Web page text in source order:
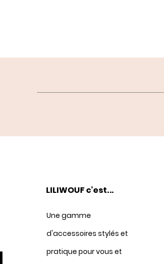
LILIWOUF c'est...
Une gamme
d'accessoires stylés et
pratique pour vous et